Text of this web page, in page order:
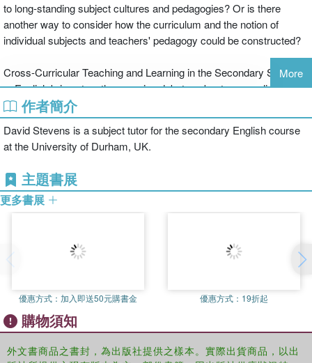
to long-standing subject cultures and pedagogies? Or is there
another way to consider how the curriculum and the notion of
individual subjects and teachers' pedagogy could be constructed?
Cross-Curricular Teaching and Learning in the Secondary School
... English brings together ongoing debates about personalised
learning, creativity and ICT in education to establish a clear
theoretical framework for cross-curricular teaching and learning in
English and literacy. Presenting an appropriate pedagogy for cross-
curricular teaching that draws on this framework, it promotes
curriculum through practical examples and theoretical discussions
blended with engaging stories of current practice.
essential reading for all students on Initial Teacher Training courses
and practising teachers looking to holistically introduce cross-
curricular themes and practices in secondary English teaching.
More
作者簡介
David Stevens is a subject tutor for the secondary English course
at the University of Durham, UK.
主題書展
更多書展
優惠方式： 加入即送50元購書金 優惠方式： 19折起
購物須知
外文書商品之書封，為出版社提供之樣本。實際出貨商品，以出